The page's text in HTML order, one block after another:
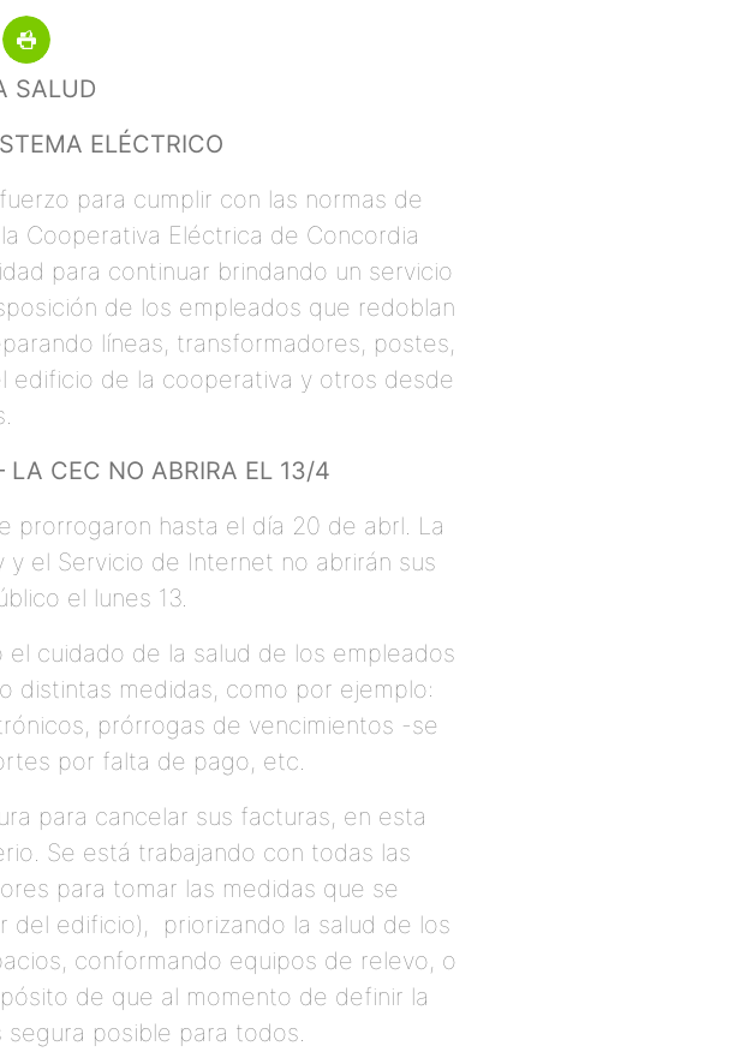
SALUD
ELÉCTRICO
para cumplir con las normas de
Cooperativa Eléctrica de Concordia
para continuar brindando un servicio
de los empleados que redoblan
líneas, transformadores, postes,
edificio de la cooperativa y otros desde
LA CEC NO ABRIRA EL 13/4
prorrogaron hasta el día 20 de abrl. La
el Servicio de Internet no abrirán sus
el lunes 13.
cuidado de la salud de los empleados
distintas medidas, como por ejemplo:
prórrogas de vencimientos -se
por falta de pago, etc.
para cancelar sus facturas, en esta
Se está trabajando con todas las
para tomar las medidas que se
del edificio), priorizando la salud de los
conformando equipos de relevo, o
de que al momento de definir la
posible para todos.